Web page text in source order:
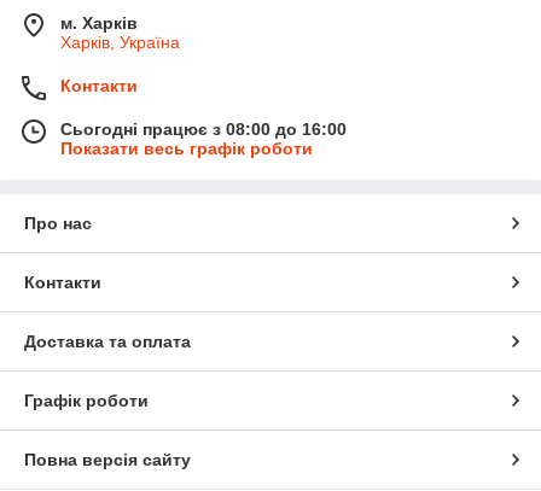
м. Харків
Харків, Україна
Контакти
Сьогодні працює з 08:00 до 16:00
Показати весь графік роботи
Про нас
Контакти
Доставка та оплата
Графік роботи
Повна версія сайту